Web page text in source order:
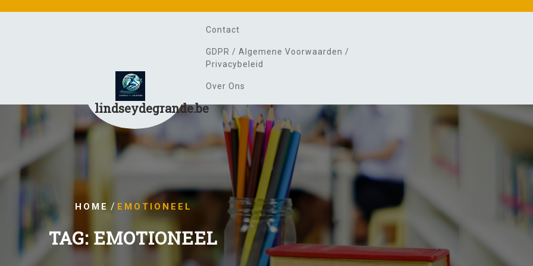
lindseydegrande.be
Contact
GDPR / Algemene Voorwaarden /
Privacybeleid
Over Ons
HOME / EMOTIONEEL
TAG: EMOTIONEEL